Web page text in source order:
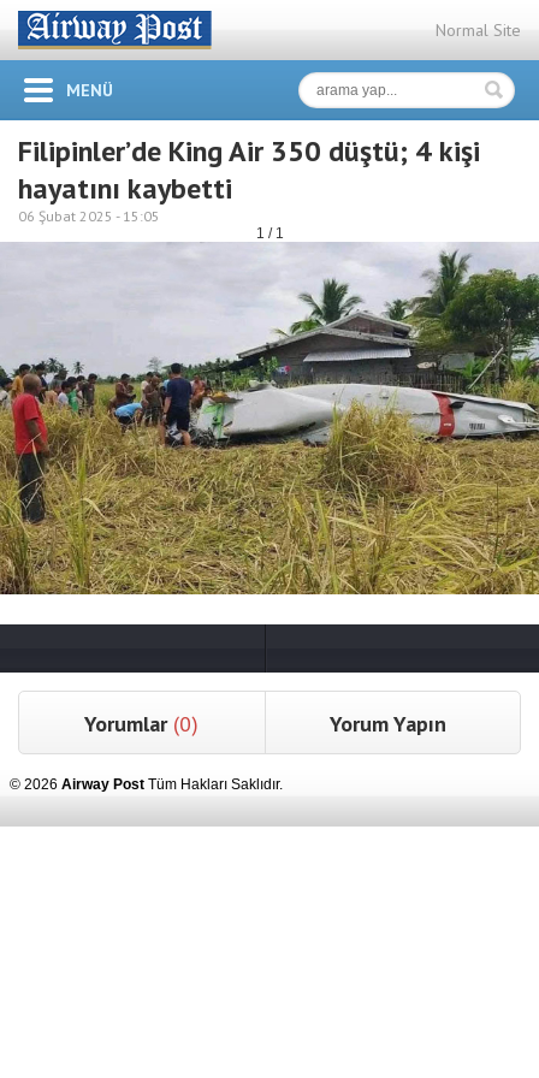
Normal Site
MENÜ
Filipinler’de King Air 350 düştü; 4 kişi
hayatını kaybetti
06 Şubat 2025 - 15:05
1 / 1
Yorumlar (0) Yorum Yapın
© 2026 Airway Post Tüm Hakları Saklıdır.